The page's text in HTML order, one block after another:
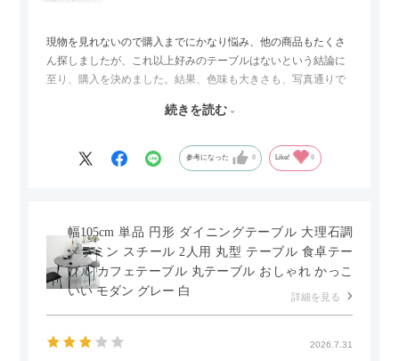
現物を見れないので購入までにかなり悩み、他の商品もたくさ
ん探しましたが、これ以上好みのテーブルはないという結論に
至り、購入を決めました。結果、色味も大きさも、写真通りで
セラミック天板が思った以上に滑りが良く、汚れも拭きやすい
はいけないかもしれません。天板が冷たいので冬にどうなるの
かなというのも気になります。
続きを読む
参考になった 0 Like! 0
幅105cm 単品 円形 ダイニングテーブル 大理石調
メラミン スチール 2人用 丸型 テーブル 食卓テー
ブル カフェテーブル 丸テーブル おしゃれ かっこ
いい モダン グレー 白
詳細を見る
2026.7.31